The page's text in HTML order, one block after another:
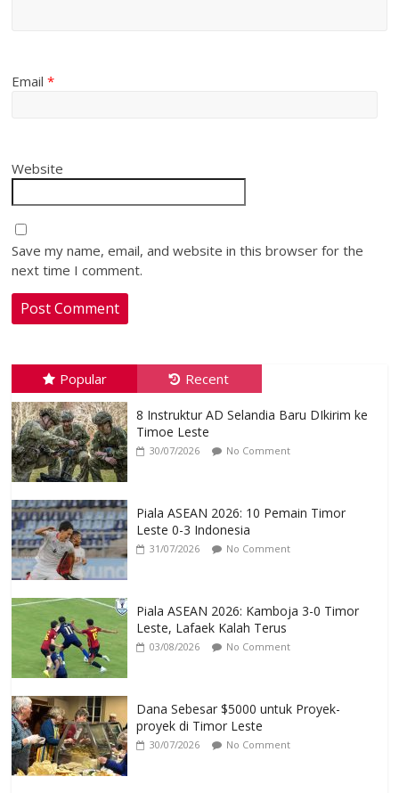
Email*
Website
Save my name, email, and website in this browser for the
next time I comment.
Popular Recent
8 Instruktur AD Selandia Baru DIkirim ke
Timoe Leste
30/07/2026 No Comment
Piala ASEAN 2026: 10 Pemain Timor
Leste 0-3 Indonesia
31/07/2026 No Comment
Piala ASEAN 2026: Kamboja 3-0 Timor
Leste, Lafaek Kalah Terus
03/08/2026 No Comment
Dana Sebesar $5000 untuk Proyek-
proyek di Timor Leste
30/07/2026 No Comment